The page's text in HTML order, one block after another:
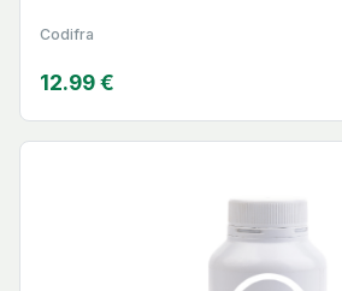
Codifra
12.99 €